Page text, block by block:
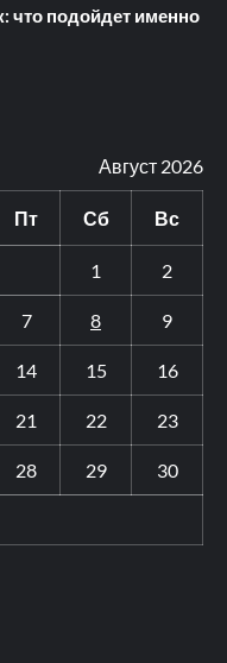
что подойдет именно
Август 2026
Пт Сб Вс
1 2
7 8 9
14 15 16
21 22 23
28 29 30